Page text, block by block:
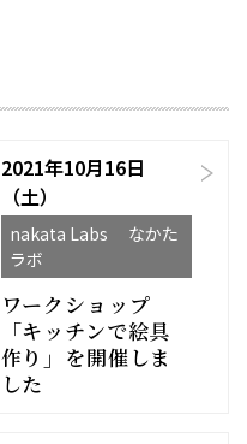
2021年10月16日
（土）
nakata Labs なかた
ラボ
ワークショップ
「キッチンで絵具
作り」を開催しま
した